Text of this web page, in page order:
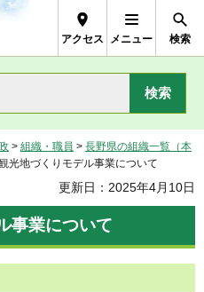
アクセス メニュー 検索
> 組織・職員 > 長野県の組織一覧（本
光地づくりモデル事業について
更新日：2025年4月10日
事業について